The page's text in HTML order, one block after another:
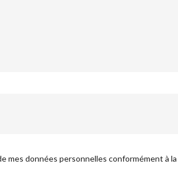
mes données personnelles conformément à la